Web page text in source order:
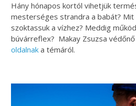
Hány hónapos kortól vihetjük
mesterséges strandra a babát? Mit
szoktassuk a vízhez? Meddig
búvárreflex? Makay Zsuzsa
oldalnak a témáról.